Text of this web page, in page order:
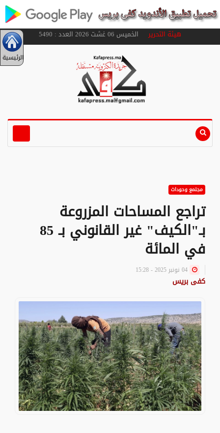
هيئة التحريرالخميس 06 غشت 2026 العدد : 5490
الرئيسية
مجتمع وحوداث
تراجع المساحات المزروعة
بـ"الكيف" غير القانوني بـ 85
في المائة
كفى بريس